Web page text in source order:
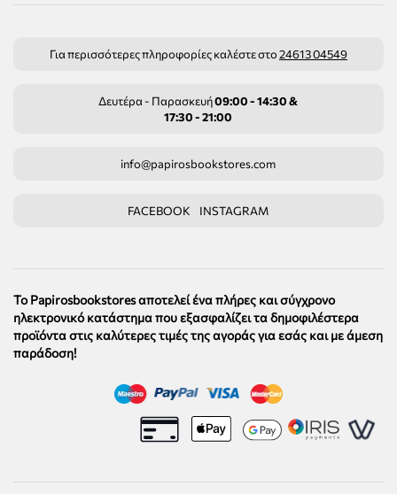
Για περισσότερες πληροφορίες καλέστε στο24613 04549
Δευτέρα - Παρασκευή09:00 - 14:30 &
17:30 - 21:00
info@papirosbookstores.com
FACEBOOK INSTAGRAM
Το Papirosbookstores αποτελεί ένα πλήρες και σύγχρονο
ηλεκτρονικό κατάστημα που εξασφαλίζει τα δημοφιλέστερα
προϊόντα στις καλύτερες τιμές της αγοράς για εσάς και με άμεση
παράδοση!